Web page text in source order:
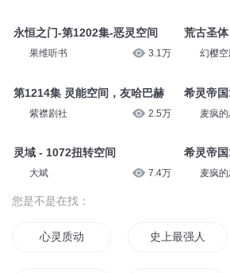
永恒之门-第1202集-恶灵空间
果维听书 3.1万
第1214集 灵能空间，友哈巴赫
紫襟剧社 2.5万
灵域 - 1072扭转空间
大斌 7.4万
荒古圣
幻樱空
希灵帝
麦疯
希灵帝
麦疯
您是不是在找：
心灵质动 史上最强人质